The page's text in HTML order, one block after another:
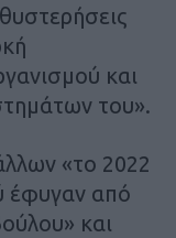
και
του».
«το 2022
έφυγαν από
και